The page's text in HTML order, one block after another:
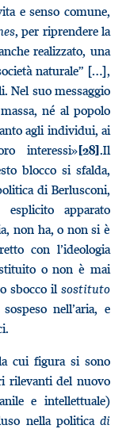
e senso comune,
, per riprendere la
realizzato, una
naturale” […],
Nel suo messaggio
né al popolo
agli individui, ai
interessi»[28].Il
blocco si sfalda,
di Berlusconi,
apparato
non ha, o non si è
con l’ideologia
o non è mai
sbocco il sostituto
nell’aria, e
cui figura si sono
rilevanti del nuovo
e intellettuale)
nella politicadi